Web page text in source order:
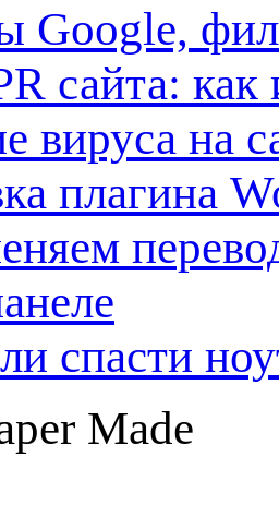
Google,
сайта: как
вируса на
плагина
спасти
Made